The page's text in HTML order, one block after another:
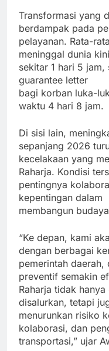
Transformasi yang
berdampak pada
pelayanan. Rata-
meninggal dunia
sekitar 1 hari 5 jam,
guarantee letter
bagi korban luka-
waktu 4 hari 8 jam.
Di sisi lain,
sepanjang 2026
kecelakaan yang
Raharja. Kondisi
pentingnya
kepentingan dalam
membangun
“Ke depan, kami
dengan berbagai
pemerintah daerah,
preventif semakin
Raharja tidak
disalurkan, tetapi
menurunkan risiko
kolaborasi, dan
transportasi,” ujar